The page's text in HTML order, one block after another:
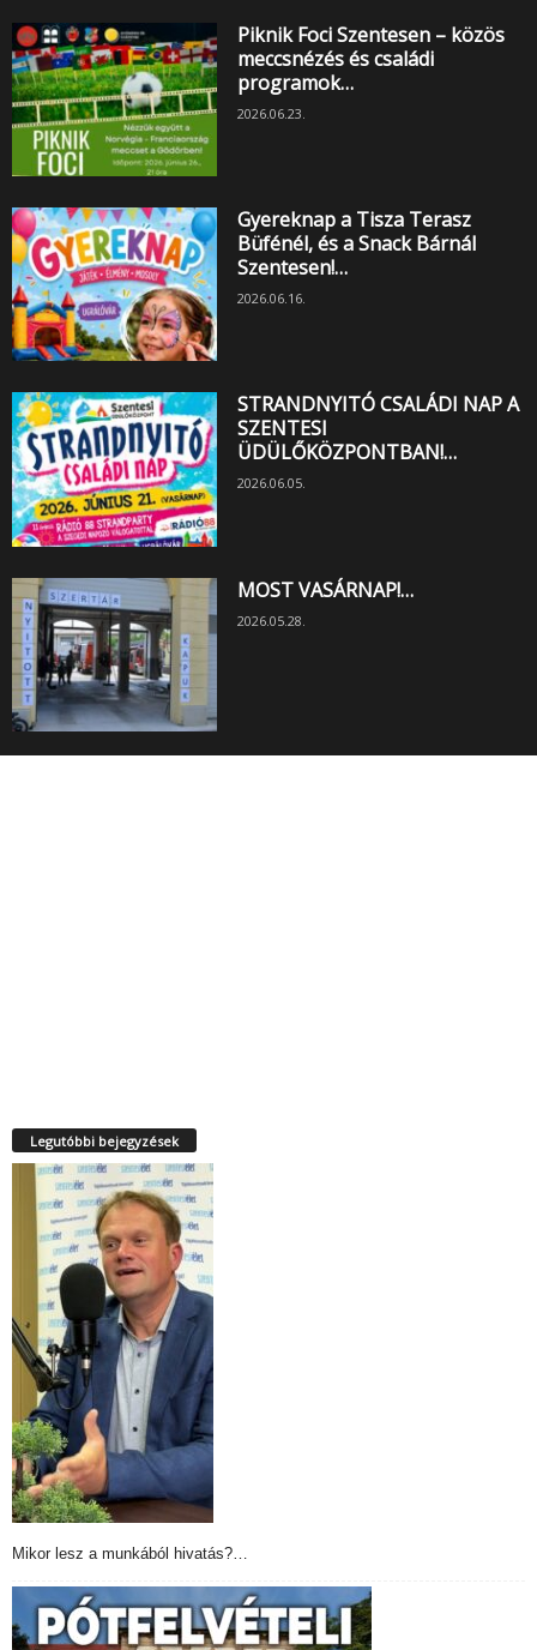
Piknik Foci Szentesen – közös
meccsnézés és családi
programok…
2026.06.23.
Gyereknap a Tisza Terasz
Büfénél, és a Snack Bárnál
Szentesen!…
2026.06.16.
STRANDNYITÓ CSALÁDI NAP A
SZENTESI
ÜDÜLŐKÖZPONTBAN!…
2026.06.05.
MOST VASÁRNAP!…
2026.05.28.
Legutóbbi bejegyzések
Mikor lesz a munkából hivatás?…